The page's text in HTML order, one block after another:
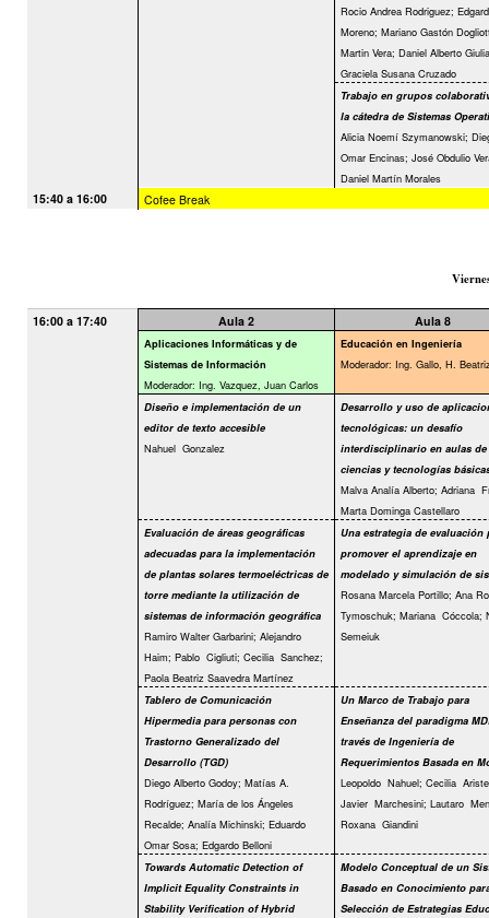
Rocio Andrea Rodriguez;
Moreno; Mariano Gastón
Martin Vera; Daniel Alberto
Graciela Susana Cruzado
Trabajo en grupos
la cátedra de Sistemas
Alicia Noemí Szymanowski;
Omar Encinas; José Obdulio
Daniel Martín Morales
15:40 a 16:00 Cofee Break
16:00 a 17:40 Aula 2 Aula 8
Aplicaciones Informáticas y de
Sistemas de Información
Moderador: Ing. Vazquez, Juan Carlos
Educación en Ingeniería
Moderador: Ing. Gallo, H.
Diseño e implementación de un
editor de texto accesible
Nahuel Gonzalez
Desarrollo y uso de
tecnológicas: un desafío
interdisciplinario en aulas de
ciencias y tecnologías
Malva Analía Alberto; Adriana
Marta Dominga Castellaro
Evaluación de áreas geográficas
adecuadas para la implementación
de plantas solares termoeléctricas de
torre mediante la utilización de
sistemas de información geográfica
Ramiro Walter Garbarini; Alejandro
Haim; Pablo Cigliuti; Cecilia Sanchez;
Paola Beatriz Saavedra Martínez
Una estrategia de evaluación
promover el aprendizaje en
modelado y simulación de
Rosana Marcela Portillo; Ana
Tymoschuk; Mariana Cóccola;
Semeiuk
Tablero de Comunicación
Hipermedia para personas con
Trastorno Generalizado del
Desarrollo (TGD)
Diego Alberto Godoy; Matías A.
Rodríguez; María de los Ángeles
Recalde; Analía Michinski; Eduardo
Omar Sosa; Edgardo Belloni
Un Marco de Trabajo para
Enseñanza del paradigma
través de Ingeniería de
Requerimientos Basada en
Leopoldo Nahuel; Cecilia
Javier Marchesini; Lautaro
Roxana Giandini
Towards Automatic Detection of
Implicit Equality Constraints in
Stability Veriﬁcation of Hybrid
Modelo Conceptual de un
Basado en Conocimiento
Selección de Estrategias